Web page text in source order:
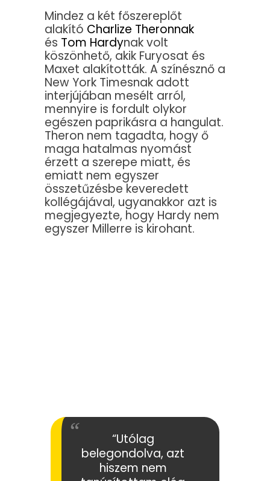
Mindez a két főszereplőt
alakító Charlize Theronnak
és Tom Hardynak volt
köszönhető, akik Furyosat és
Maxet alakították. A színésznő a
New York Timesnak adott
interjújában mesélt arról,
mennyire is fordult olykor
egészen paprikásra a hangulat.
Theron nem tagadta, hogy ő
maga hatalmas nyomást
érzett a szerepe miatt, és
emiatt nem egyszer
összetűzésbe keveredett
kollégájával, ugyanakkor azt is
megjegyezte, hogy Hardy nem
egyszer Millerre is kirohant.
“Utólag
belegondolva, azt
hiszem nem